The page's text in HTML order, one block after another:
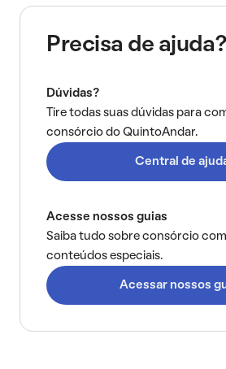
Precisa de ajuda?
Dúvidas?
Tire todas suas dúvidas para
consórcio do QuintoAndar.
Central de
Acesse nossos guias
Saiba tudo sobre consórcio
conteúdos especiais.
Acessar nossos